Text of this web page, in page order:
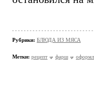
Рубрики: БЛЮДА ИЗ МЯСА
Метки: рецепт фарш